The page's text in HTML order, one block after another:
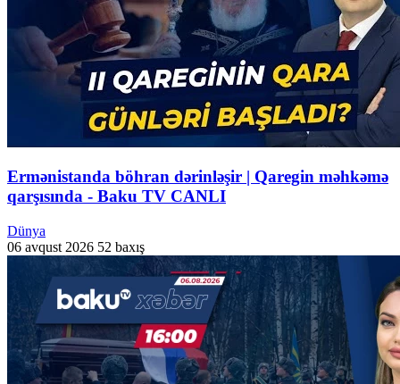
Ermənistanda böhran dərinləşir | Qaregin məhkəmə
qarşısında - Baku TV CANLI
Dünya
06 avqust 2026 52 baxış